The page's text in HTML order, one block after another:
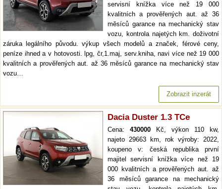
servisní knížka více než 19 000
kvalitních a prověřených aut. až 36
měsíců garance na mechanický stav
vozu, kontrola najetých km. doživotní
záruka legálního původu. výkup všech modelů a značek, férové ceny,
peníze ihned a v hotovosti. lpg, čr,1.maj, serv.kniha, navi více než 19 000
kvalitních a prověřených aut. až 36 měsíců garance na mechanický stav
vozu…
Zobrazit inzerát
Dacia Duster 1.3 TCe
Cena: 430000 Kč, výkon 110 kw,
najeto 29663 km, rok výroby: 2022,
koupeno v: česká republika první
majitel servisní knížka více než 19
000 kvalitních a prověřených aut. až
36 měsíců garance na mechanický